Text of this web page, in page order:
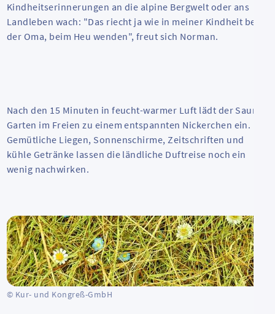
Kindheitserinnerungen an die alpine Bergwelt oder ans
Landleben wach: "Das riecht ja wie in meiner Kindheit bei
der Oma, beim Heu wenden", freut sich Norman.
Nach den 15 Minuten in feucht-warmer Luft lädt der Sauna-
Garten im Freien zu einem entspannten Nickerchen ein.
Gemütliche Liegen, Sonnenschirme, Zeitschriften und
kühle Getränke lassen die ländliche Duftreise noch ein
wenig nachwirken.
© Kur- und Kongreß-GmbH